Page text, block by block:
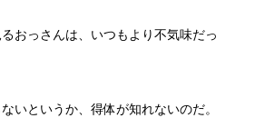
おっさんは、いつもより不気味だっ
いというか、得体が知れないのだ。